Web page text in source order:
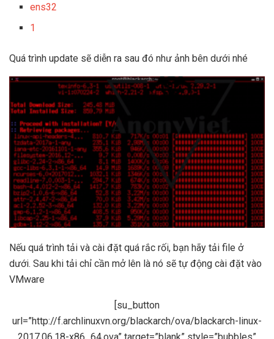
ens32
1
Quá trình update sẽ diễn ra sau đó như ảnh bên dưới nhé
Nếu quá trình tải và cài đặt quá rắc rối, bạn hãy tải file ở
dưới. Sau khi tải chỉ cần mở lên là nó sẽ tự động cài đặt vào
VMware
[su_button
url=”http://f.archlinuxvn.org/blackarch/ova/blackarch-linux-
2017.06.18-x86_64.ova” target=”blank” style=”bubbles”